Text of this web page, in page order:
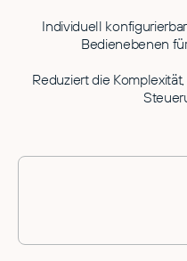
Individuell
Bedienebenen
Reduziert die